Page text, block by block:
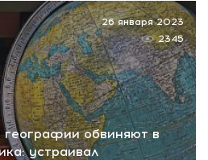
обвиняют в
устраивал
26 января 2023
2345